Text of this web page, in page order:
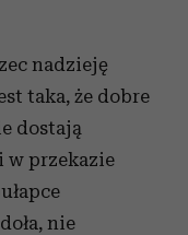
nadzieję
taka, że dobre
dostają
w przekazie
nie